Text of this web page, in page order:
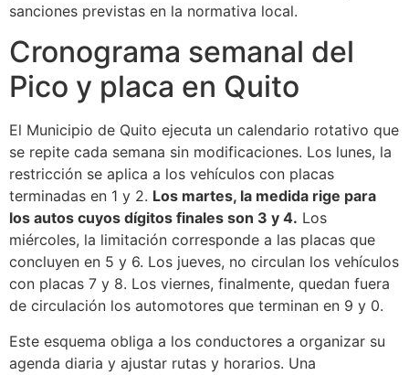
sanciones previstas en la normativa local.
Cronograma semanal del
Pico y placa en Quito
El Municipio de Quito ejecuta un calendario rotativo que
se repite cada semana sin modificaciones. Los lunes, la
restricción se aplica a los vehículos con placas
terminadas en 1 y 2. Los martes, la medida rige para
los autos cuyos dígitos finales son 3 y 4. Los
miércoles, la limitación corresponde a las placas que
concluyen en 5 y 6. Los jueves, no circulan los vehículos
con placas 7 y 8. Los viernes, finalmente, quedan fuera
de circulación los automotores que terminan en 9 y 0.
Este esquema obliga a los conductores a organizar su
agenda diaria y ajustar rutas y horarios. Una